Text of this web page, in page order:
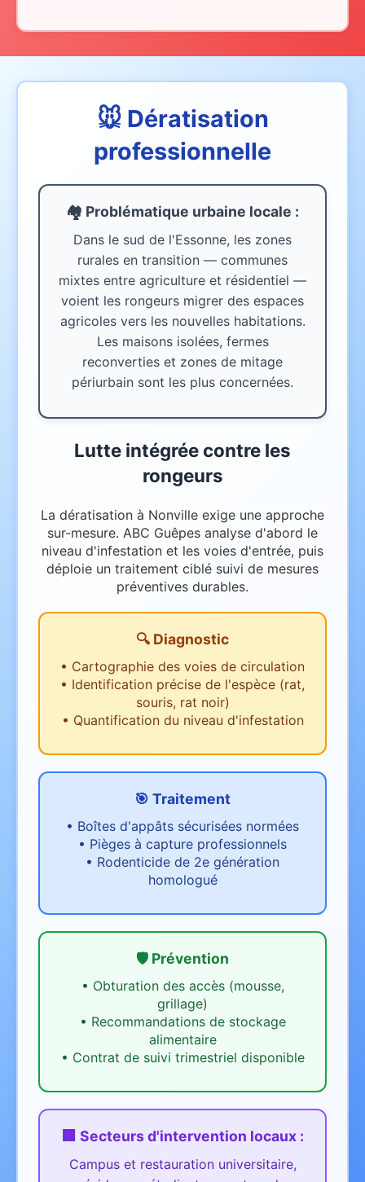
🐭 Dératisation
professionnelle
🏘️ Problématique urbaine locale :
Dans le sud de l'Essonne, les zones
rurales en transition — communes
mixtes entre agriculture et résidentiel —
voient les rongeurs migrer des espaces
agricoles vers les nouvelles habitations.
Les maisons isolées, fermes
reconverties et zones de mitage
périurbain sont les plus concernées.
Lutte intégrée contre les
rongeurs
La dératisation à Nonville exige une approche
sur-mesure. ABC Guêpes analyse d'abord le
niveau d'infestation et les voies d'entrée, puis
déploie un traitement ciblé suivi de mesures
préventives durables.
🔍 Diagnostic
• Cartographie des voies de circulation
• Identification précise de l'espèce (rat,
souris, rat noir)
• Quantification du niveau d'infestation
🎯 Traitement
• Boîtes d'appâts sécurisées normées
• Pièges à capture professionnels
• Rodenticide de 2e génération
homologué
🛡️ Prévention
• Obturation des accès (mousse,
grillage)
• Recommandations de stockage
alimentaire
• Contrat de suivi trimestriel disponible
🏢 Secteurs d'intervention locaux :
Campus et restauration universitaire,